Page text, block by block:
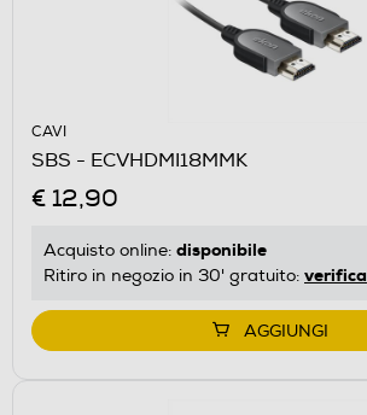
CAVI
SBS - ECVHDMI18MMK
€ 12,90
Acquisto online: disponibile
Ritiro in negozio in 30' gratuito: verifica
AGGIUNGI